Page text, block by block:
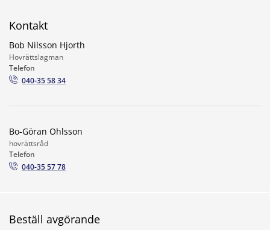
Kontakt
Bob Nilsson Hjorth
Hovrättslagman
Telefon
040-35 58 34
Bo-Göran Ohlsson
hovrättsråd
Telefon
040-35 57 78
Beställ avgörande